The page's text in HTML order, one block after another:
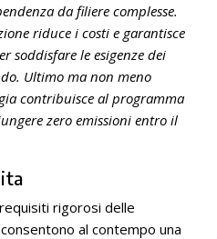
da filiere complesse.
riduce i costi e garantisce
soddisfare le esigenze dei
Ultimo ma non meno
contribuisce al programma
zero emissioni entro il
rigorosi delle
al contempo una